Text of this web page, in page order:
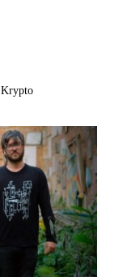
Krypto